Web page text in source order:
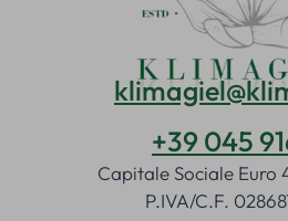
+39 045
Capitale Sociale Euro
P.IVA/C.F.